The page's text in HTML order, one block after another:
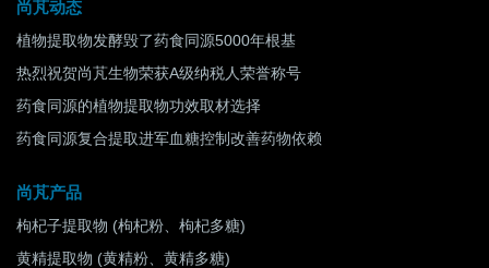
尚芃动态
植物提取物发酵毁了药食同源5000年根基
热烈祝贺尚芃生物荣获A级纳税人荣誉称号
药食同源的植物提取物功效取材选择
药食同源复合提取进军血糖控制改善药物依赖
尚芃产品
枸杞子提取物 (枸杞粉、枸杞多糖)
黄精提取物 (黄精粉、黄精多糖)